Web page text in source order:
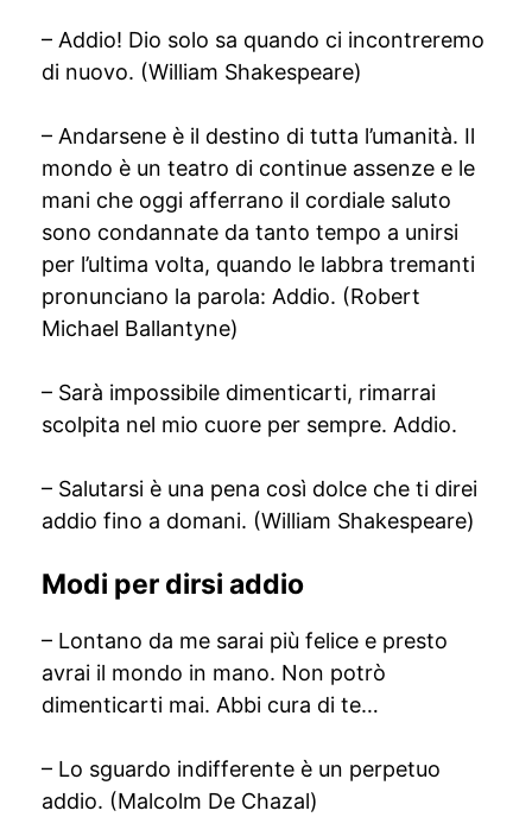
– Addio! Dio solo sa quando ci incontreremo
di nuovo. (William Shakespeare)
– Andarsene è il destino di tutta l’umanità. Il
mondo è un teatro di continue assenze e le
mani che oggi afferrano il cordiale saluto
sono condannate da tanto tempo a unirsi
per l’ultima volta, quando le labbra tremanti
pronunciano la parola: Addio. (Robert
Michael Ballantyne)
– Sarà impossibile dimenticarti, rimarrai
scolpita nel mio cuore per sempre. Addio.
– Salutarsi è una pena così dolce che ti direi
addio fino a domani. (William Shakespeare)
Modi per dirsi addio
– Lontano da me sarai più felice e presto
avrai il mondo in mano. Non potrò
dimenticarti mai. Abbi cura di te…
– Lo sguardo indifferente è un perpetuo
addio. (Malcolm De Chazal)